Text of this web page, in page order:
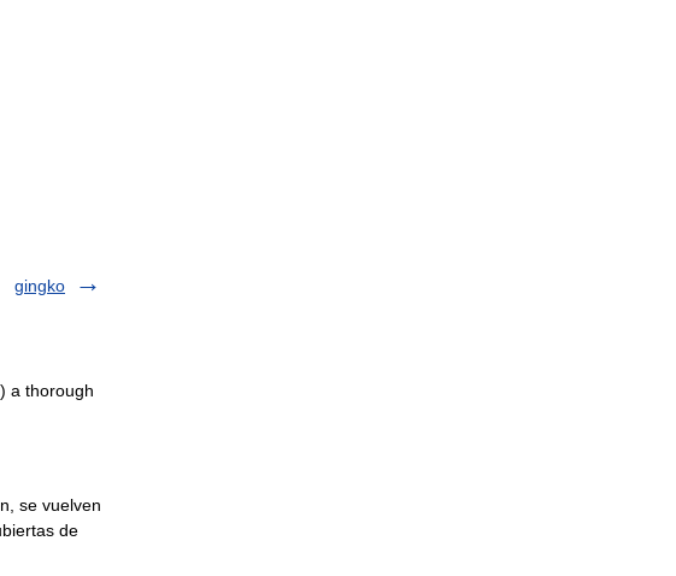
gingko
a thorough
se vuelven
de